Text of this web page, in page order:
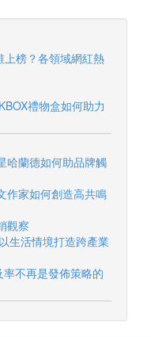
榜？各領域網紅熱
禮物盒如何助力
哈蘭德如何助品牌觸
作家如何創造高共鳴
觀察
生活情境打造跨產業
不再是發佈策略的